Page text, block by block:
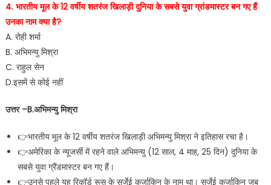
4. भारतीय मूल के 12 वर्षीय शतरंज खिलाड़ी दुनिया के सबसे युवा ग्रांडमास्टर बन गए हैं
उनका नाम क्या है?
A. रोही शर्मा
B. अभिमन्यु मिश्रा
C. राहुल सेन
D.इसमें से कोई नहीं
उत्तर –B.अभिमन्यु मिश्रा
👉भारतीय मूल के 12 वर्षीय शतरंज खिलाड़ी अभिमन्यु मिश्रा ने इतिहास रचा है।
👉अमेरिका के न्यूजर्सी में रहने वाले अभिमन्यु (12 साल, 4 माह, 25 दिन) दुनिया के
सबसे युवा ग्रैंडमास्टर बन गए हैं।
👉उनसे पहले यह रिकॉर्ड रूस के सर्जेई कर्जाकिन के नाम था। सर्जेई कर्जाकिन जब